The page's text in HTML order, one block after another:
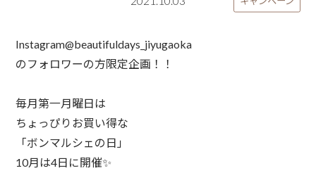
Instagram@beautifuldays_jiyugaoka⁠
のフォロワーの方限定企画！！⁠
毎月第一月曜日は⁠
ちょっぴりお買い得な⁠
「ボンマルシェの日」⁠
10月は4日に開催✨⁠